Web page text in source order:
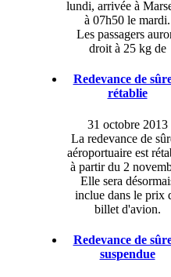
lundi, arrivée à
à 07h50 le mardi.
Les passagers
droit à 25 kg de
Redevance de
rétablie
31 octobre 2013
La redevance de
aéroportuaire est
à partir du 2
Elle sera
inclue dans le prix
billet d'avion.
Redevance de
suspendue